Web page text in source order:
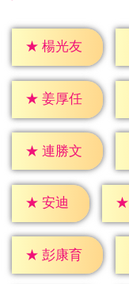
★ 楊光友
★ 姜厚任
★ 連勝文
★ 安迪 ★
★ 彭康育